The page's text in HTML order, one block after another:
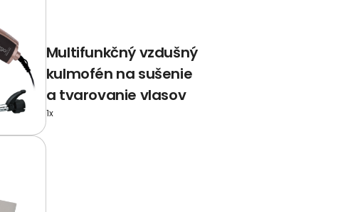
Multifunkčný vzdušný
kulmofén na sušenie
a tvarovanie vlasov
1x